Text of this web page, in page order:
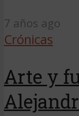
7 años ago
Crónicas
Arte y